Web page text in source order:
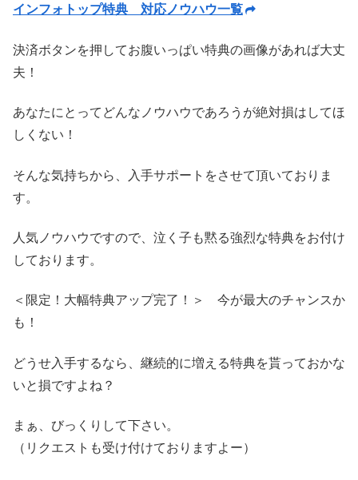
インフォトップ特典 対応ノウハウ一覧
決済ボタンを押してお腹いっぱい特典の画像があれば大丈
夫！
あなたにとってどんなノウハウであろうが絶対損はしてほ
しくない！
そんな気持ちから、入手サポートをさせて頂いておりま
す。
人気ノウハウですので、泣く子も黙る強烈な特典をお付け
しております。
＜限定！大幅特典アップ完了！＞ 今が最大のチャンスか
も！
どうせ入手するなら、継続的に増える特典を貰っておかな
いと損ですよね？
まぁ、びっくりして下さい。
（リクエストも受け付けておりますよー）